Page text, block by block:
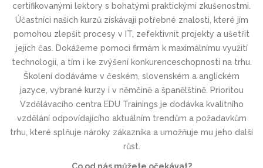
certifikovanými lektory s bohatými praktickými zkušenostmi.
Účastníci našich kurzů získávají potřebné znalosti, které jím
pomohou zlepšit procesy v IT, zefektivnit projekty a ušetřit
jejich čas. Dokážeme pomoci firmám k maximálnímu využití
technologií, a tím i ke zvýšení konkurenceschop­nosti na trhu.
Školení dodáváme v českém, slovenském a anglickém
jazyce, vybrané kurzy i v němčině a španělštině. Prioritou
Vzdělávacího centra EDU Trainings je dodávka kvalitního
vzdělání odpovídajícího aktuálním trendům a požadavkům
trhu, které splňuje nároky zákazníka a umožňuje mu jeho další
růst.
Co od nás můžete očekávat?